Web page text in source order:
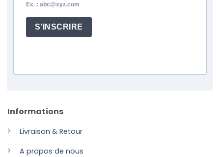
Informations
Livraison & Retour
A propos de nous
Ex. : abc@xyz.com
S'INSCRIRE